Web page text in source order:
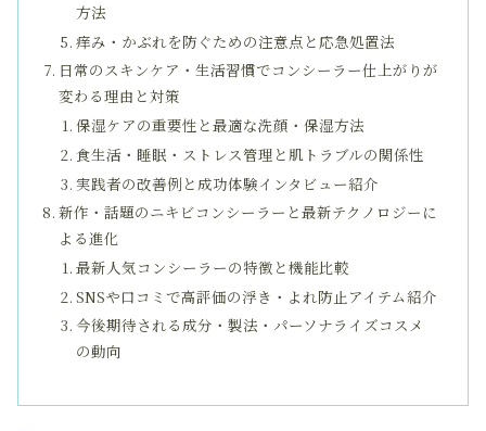
方法
痒み・かぶれを防ぐための注意点と応急処置法
日常のスキンケア・生活習慣でコンシーラー仕上がりが
変わる理由と対策
保湿ケアの重要性と最適な洗顔・保湿方法
食生活・睡眠・ストレス管理と肌トラブルの関係性
実践者の改善例と成功体験インタビュー紹介
新作・話題のニキビコンシーラーと最新テクノロジーに
よる進化
最新人気コンシーラーの特徴と機能比較
SNSや口コミで高評価の浮き・よれ防止アイテム紹介
今後期待される成分・製法・パーソナライズコスメ
の動向